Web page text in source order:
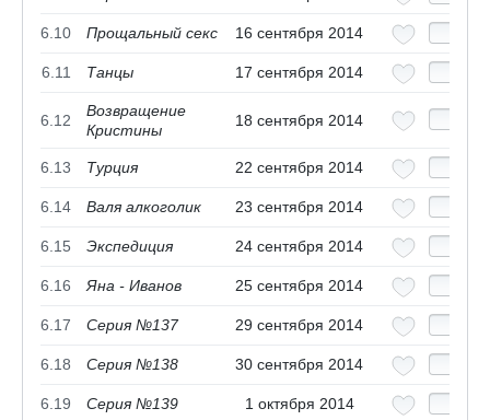
6.10 Прощальный секс 16 сентября 2014
6.11 Танцы 17 сентября 2014
6.12
Возвращение
Кристины
18 сентября 2014
6.13 Турция 22 сентября 2014
6.14 Валя алкоголик 23 сентября 2014
6.15 Экспедиция 24 сентября 2014
6.16 Яна - Иванов 25 сентября 2014
6.17 Серия №137 29 сентября 2014
6.18 Серия №138 30 сентября 2014
6.19 Серия №139 1 октября 2014